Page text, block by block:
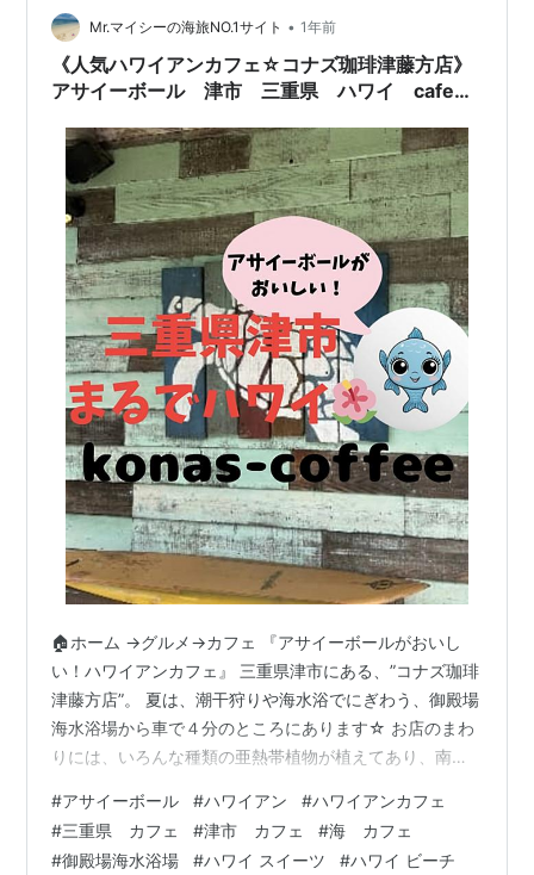
ドもここアニス・ベーカリーのものでした。 ゴロンと大
きなマフィン。 チョコレートマフィン、ブルーベリーマ
フィンはみんなが大好…
Mr.マイシーの海旅NO.1サイト • 1年前
《人気ハワイアンカフェ☆コナズ珈琲津藤方店》
アサイーボール 津市 三重県 ハワイ cafe
🏠ホーム →グルメ→カフェ 『アサイーボールがおいし
い！ハワイアンカフェ』 三重県津市にある、”コナズ珈琲
津藤方店”。 夏は、潮干狩りや海水浴でにぎわう、御殿場
海水浴場から車で４分のところにあります☆ お店のまわ
りには、いろんな種類の亜熱帯植物が植えてあり、南国
自然素材で作られていて、ハワイアンカントリーなイン
テリアです。写真映えするので、ぜひパシャっと撮って
いってください♪ お店情報 営業時間 年中無休 平日 10時
#アサイーボール #ハワイアン #ハワイアンカフェ
#三重県 カフェ #津市 カフェ #海 カフェ
#御殿場海水浴場 #ハワイ スイーツ #ハワイ ビーチ